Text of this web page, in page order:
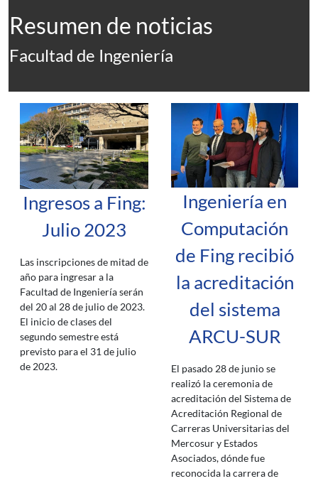
Resumen de noticias
Facultad de Ingeniería
Ingresos a Fing:
Julio 2023
Las inscripciones de mitad de
año para ingresar a la
Facultad de Ingeniería serán
del 20 al 28 de julio de 2023.
El inicio de clases del
segundo semestre está
previsto para el 31 de julio
de 2023.
Ingeniería en
Computación
de Fing recibió
la acreditación
del sistema
ARCU-SUR
El pasado 28 de junio se
realizó la ceremonia de
acreditación del Sistema de
Acreditación Regional de
Carreras Universitarias del
Mercosur y Estados
Asociados, dónde fue
reconocida la carrera de